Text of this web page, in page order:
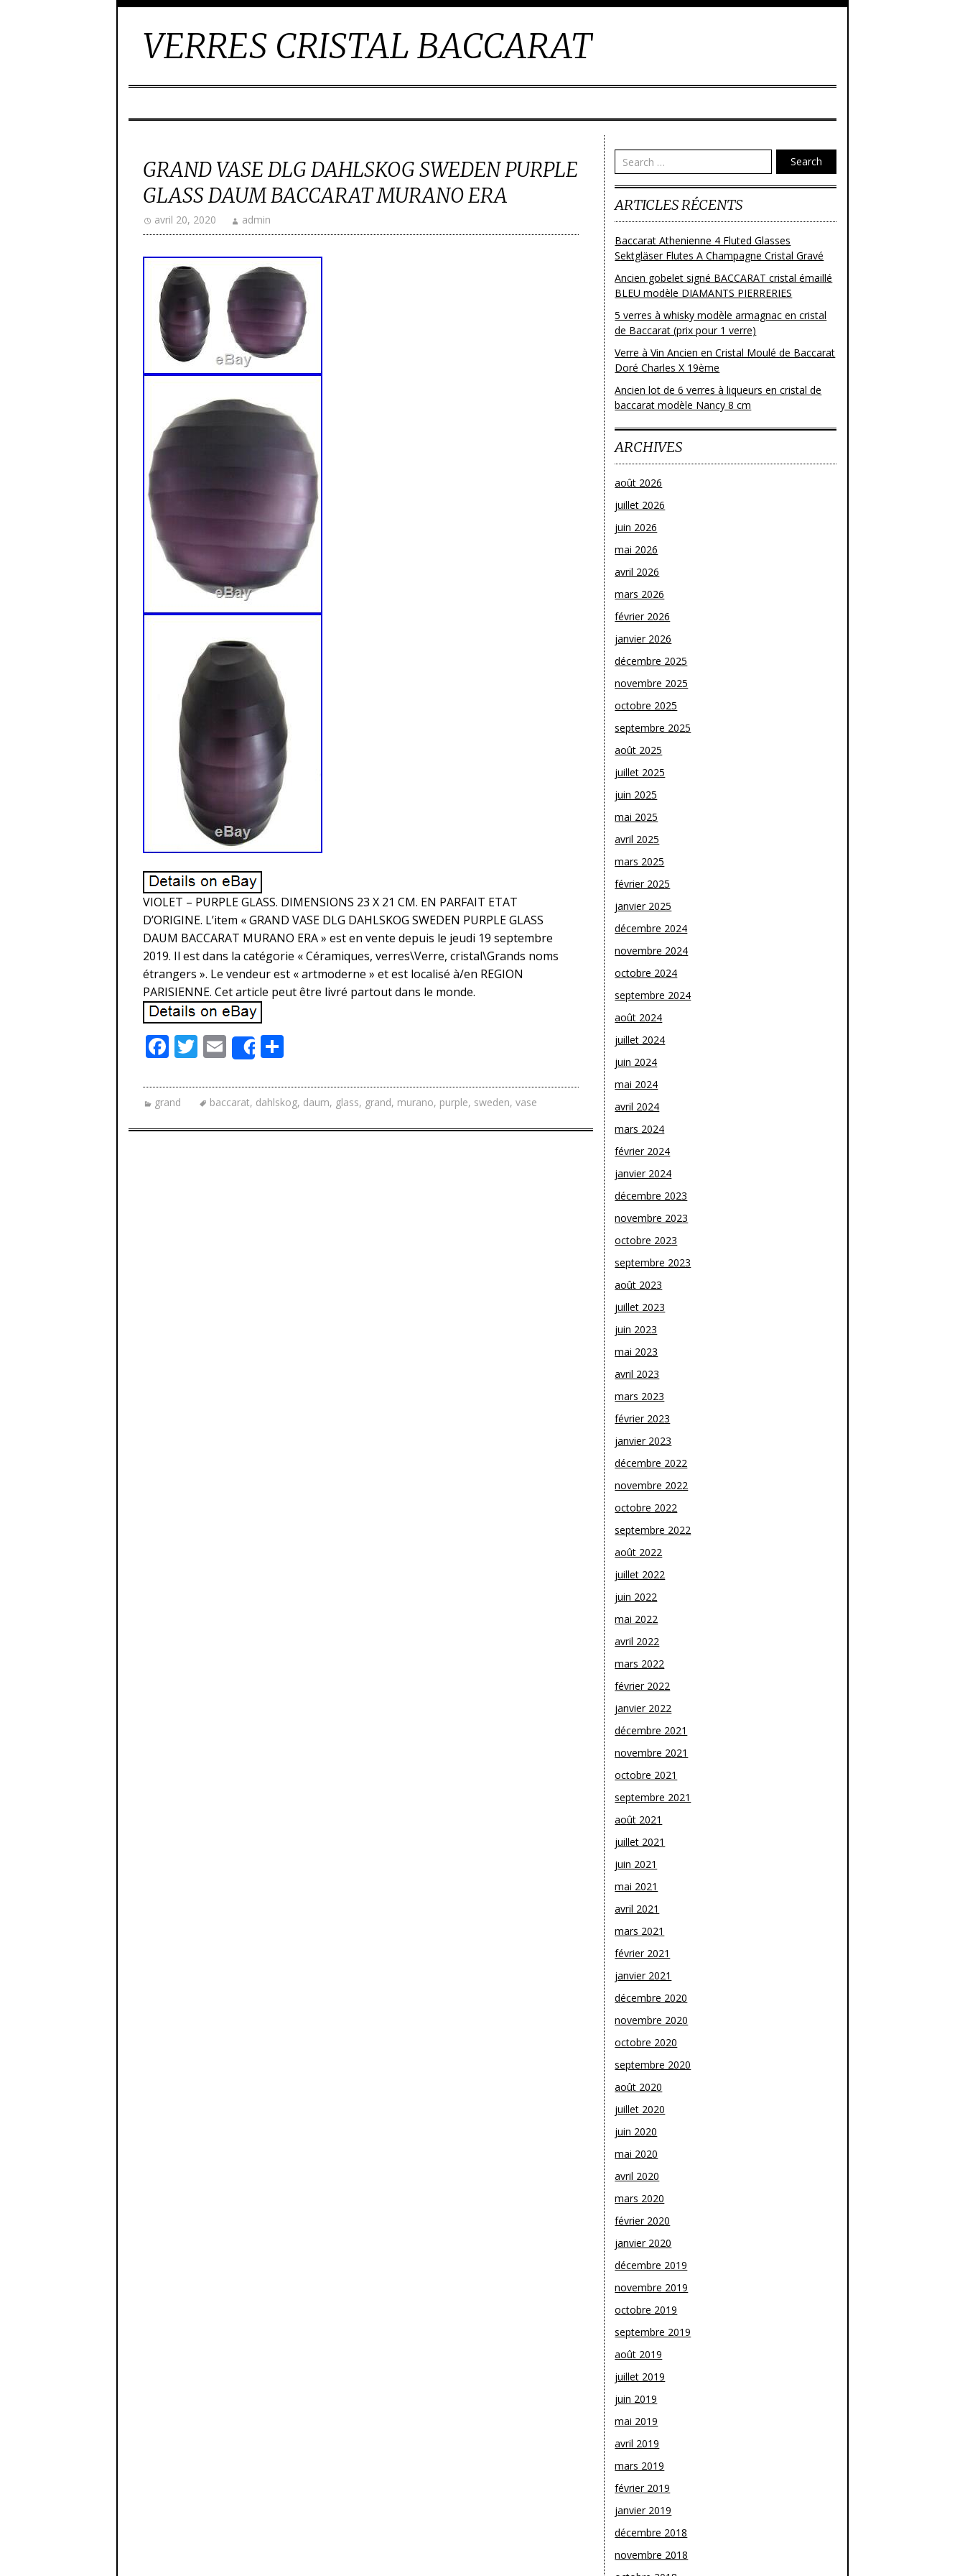
VERRES CRISTAL BACCARAT
GRAND VASE DLG DAHLSKOG SWEDEN PURPLE
GLASS DAUM BACCARAT MURANO ERA
avril 20, 2020 admin
VIOLET – PURPLE GLASS. DIMENSIONS 23 X 21 CM. EN PARFAIT ETAT
D’ORIGINE. L’item « GRAND VASE DLG DAHLSKOG SWEDEN PURPLE GLASS
DAUM BACCARAT MURANO ERA » est en vente depuis le jeudi 19 septembre
2019. Il est dans la catégorie « Céramiques, verres\Verre, cristal\Grands noms
étrangers ». Le vendeur est « artmoderne » et est localisé à/en REGION
PARISIENNE. Cet article peut être livré partout dans le monde.
F
e
b
o
T
itt
er
E
m
ai
l
Share
ta
g
er
grand baccarat, dahlskog, daum, glass, grand, murano, purple, sweden, vase
Search
ARTICLES RÉCENTS
Baccarat Athenienne 4 Fluted Glasses
Sektgläser Flutes A Champagne Cristal Gravé
Ancien gobelet signé BACCARAT cristal émaillé
BLEU modèle DIAMANTS PIERRERIES
5 verres à whisky modèle armagnac en cristal
de Baccarat (prix pour 1 verre)
Verre à Vin Ancien en Cristal Moulé de Baccarat
Doré Charles X 19ème
Ancien lot de 6 verres à liqueurs en cristal de
baccarat modèle Nancy 8 cm
ARCHIVES
août 2026
juillet 2026
juin 2026
mai 2026
avril 2026
mars 2026
février 2026
janvier 2026
décembre 2025
novembre 2025
octobre 2025
septembre 2025
août 2025
juillet 2025
juin 2025
mai 2025
avril 2025
mars 2025
février 2025
janvier 2025
décembre 2024
novembre 2024
octobre 2024
septembre 2024
août 2024
juillet 2024
juin 2024
mai 2024
avril 2024
mars 2024
février 2024
janvier 2024
décembre 2023
novembre 2023
octobre 2023
septembre 2023
août 2023
juillet 2023
juin 2023
mai 2023
avril 2023
mars 2023
février 2023
janvier 2023
décembre 2022
novembre 2022
octobre 2022
septembre 2022
août 2022
juillet 2022
juin 2022
mai 2022
avril 2022
mars 2022
février 2022
janvier 2022
décembre 2021
novembre 2021
octobre 2021
septembre 2021
août 2021
juillet 2021
juin 2021
mai 2021
avril 2021
mars 2021
février 2021
janvier 2021
décembre 2020
novembre 2020
octobre 2020
septembre 2020
août 2020
juillet 2020
juin 2020
mai 2020
avril 2020
mars 2020
février 2020
janvier 2020
décembre 2019
novembre 2019
octobre 2019
septembre 2019
août 2019
juillet 2019
juin 2019
mai 2019
avril 2019
mars 2019
février 2019
janvier 2019
décembre 2018
novembre 2018